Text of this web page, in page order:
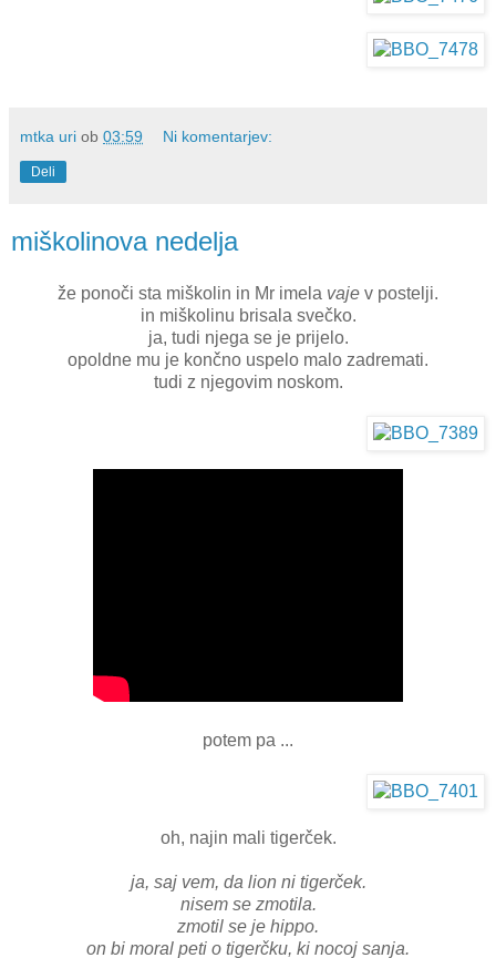
mtka uri ob 03:59 Ni komentarjev:
Deli
miškolinova nedelja
že ponoči sta miškolin in Mr imela vaje v postelji.
in miškolinu brisala svečko.
ja, tudi njega se je prijelo.
opoldne mu je končno uspelo malo zadremati.
tudi z njegovim noskom.
potem pa ...
oh, najin mali tigerček.
ja, saj vem, da lion ni tigerček.
nisem se zmotila.
zmotil se je hippo.
on bi moral peti o tigerčku, ki nocoj sanja.